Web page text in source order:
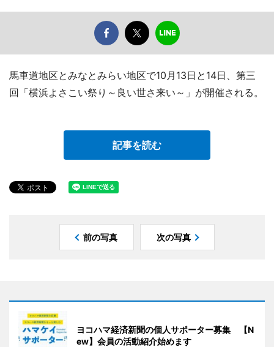
馬車道地区とみなとみらい地区で10月13日と14日、第三
回「横浜よさこい祭り～良い世さ来い～」が開催される。
記事を読む
前の写真 次の写真
ヨコハマ経済新聞の個人サポーター募集 【N
ew】会員の活動紹介始めます